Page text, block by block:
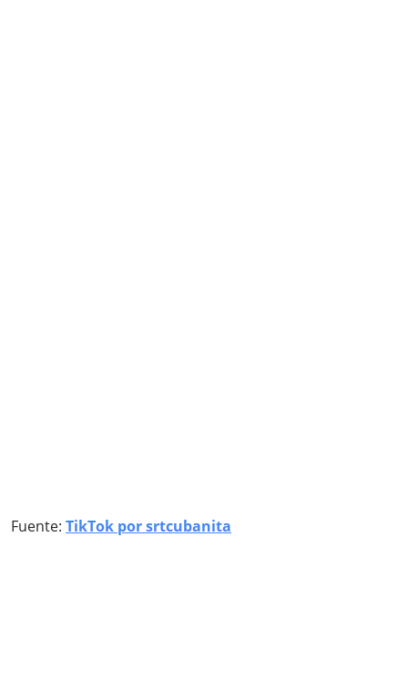
Fuente: TikTok por srtcubanita